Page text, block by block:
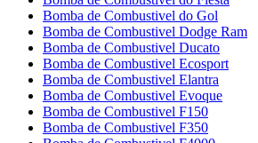
Bomba de Combustivel do Gol
Bomba de Combustivel Dodge Ram
Bomba de Combustivel Ducato
Bomba de Combustivel Ecosport
Bomba de Combustivel Elantra
Bomba de Combustivel Evoque
Bomba de Combustivel F150
Bomba de Combustivel F350